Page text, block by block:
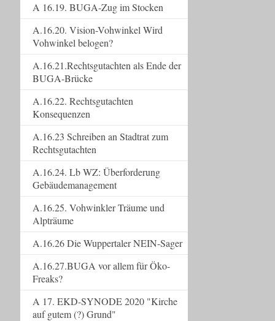
A 16.19. BUGA-Zug im Stocken
A.16.20. Vision-Vohwinkel Wird
Vohwinkel belogen?
A.16.21.Rechtsgutachten als Ende der
BUGA-Brücke
A.16.22. Rechtsgutachten
Konsequenzen
A.16.23 Schreiben an Stadtrat zum
Rechtsgutachten
A.16.24. Lb WZ: Überforderung
Gebäudemanagement
A.16.25. Vohwinkler Träume und
Alpträume
A.16.26 Die Wuppertaler NEIN-Sager
A.16.27.BUGA vor allem für Öko-
Freaks?
A 17. EKD-SYNODE 2020 "Kirche
auf gutem (?) Grund"